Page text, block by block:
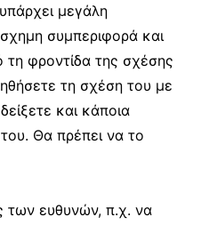
υπάρχει μεγάλη
συμπεριφορά και
φροντίδα της σχέσης
τη σχέση του με
και κάποια
Θα πρέπει να το
των ευθυνών, π.χ. να